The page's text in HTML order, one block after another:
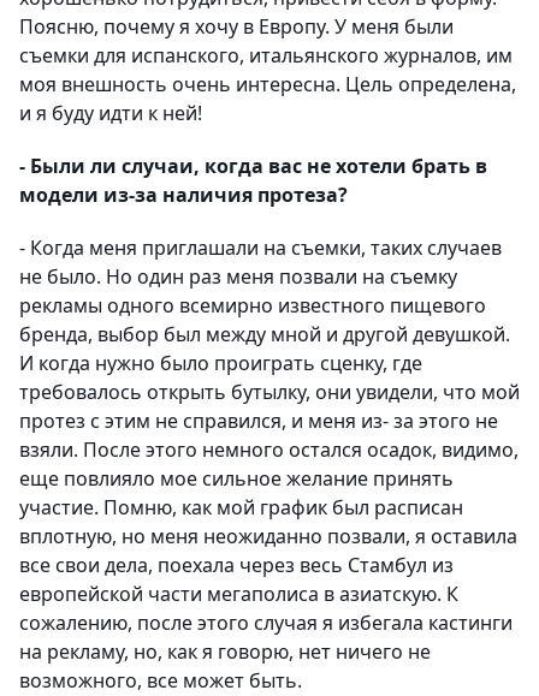
Поясню, почему я хочу в Европу. У меня были
съемки для испанского, итальянского журналов, им
моя внешность очень интересна. Цель определена,
и я буду идти к ней!
- Были ли случаи, когда вас не хотели брать в
модели из-за наличия протеза?
- Когда меня приглашали на съемки, таких случаев
не было. Но один раз меня позвали на съемку
рекламы одного всемирно известного пищевого
бренда, выбор был между мной и другой девушкой.
И когда нужно было проиграть сценку, где
требовалось открыть бутылку, они увидели, что мой
протез с этим не справился, и меня из- за этого не
взяли. После этого немного остался осадок, видимо,
еще повлияло мое сильное желание принять
участие. Помню, как мой график был расписан
вплотную, но меня неожиданно позвали, я оставила
все свои дела, поехала через весь Стамбул из
европейской части мегаполиса в азиатскую. К
сожалению, после этого случая я избегала кастинги
на рекламу, но, как я говорю, нет ничего не
возможного, все может быть.